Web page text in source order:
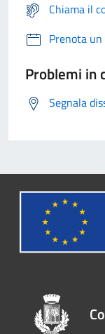
Chiama il
Prenota
Problemi in
Segnala